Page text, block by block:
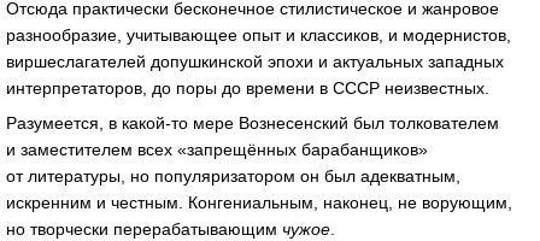
Отсюда практически бесконечное стилистическое и жанровое
разнообразие, учитывающее опыт и классиков, и модернистов,
виршеслагателей допушкинской эпохи и актуальных западных
интерпретаторов, до поры до времени в СССР неизвестных.
Разумеется, в какой-то мере Вознесенский был толкователем
и заместителем всех «запрещённых барабанщиков»
от литературы, но популяризатором он был адекватным,
искренним и честным. Конгениальным, наконец, не ворующим,
но творчески перерабатывающим чужое.